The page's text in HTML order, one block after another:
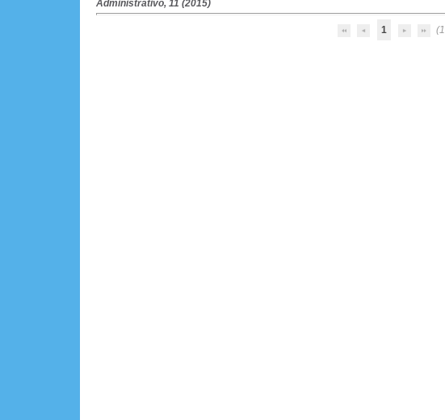
Administrativo, 11 (2015)
1